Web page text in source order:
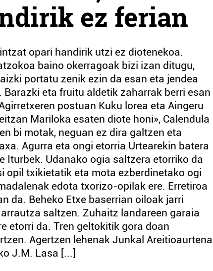
ez ferian
opari handirik utzi ez diotenekoa.
baino okerragoak bizi izan ditugu,
portatu zenik ezin da esan eta jendea
eta fruitu aldetik zaharrak berri esan
postuan Kuku lorea eta Aingeru
Mariloka esaten diote honi», Calendula
bi motak, neguan ez dira galtzen eta
Agurra eta ongi etorria Urtearekin batera
Iturbek. Udanako ogia saltzera etorriko da
opil txikietatik eta mota ezberdinetako ogi
edota txorizo-opilak ere. Erretiroa
da. Beheko Etxe baserrian oiloak jarri
saltzen. Zuhaitz landareen garaia
etorri da. Tren geltokitik gora doan
Agertzen lehenak Junkal Areitioaurtena
J.M. Lasa [...]